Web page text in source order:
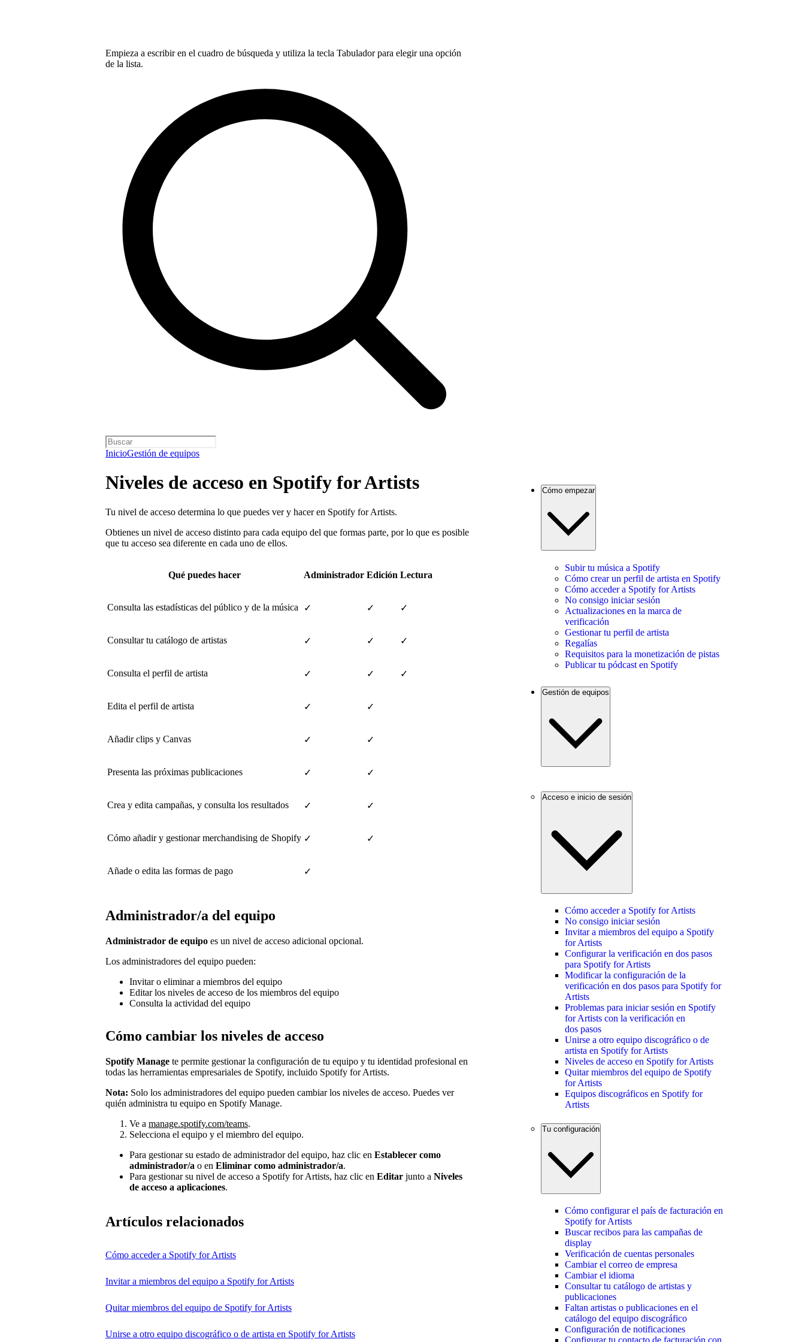
Empieza a escribir en el cuadro de búsqueda y utiliza la tecla Tabulador para elegir una opción
de la lista.
InicioGestión de equipos
Niveles de acceso en Spotify for Artists
Tu nivel de acceso determina lo que puedes ver y hacer en Spotify for Artists.
Obtienes un nivel de acceso distinto para cada equipo del que formas parte, por lo que es posible
que tu acceso sea diferente en cada uno de ellos.
Qué puedes hacer Administrador Edición Lectura
Consulta las estadísticas del público y de la música ✓ ✓ ✓
Consultar tu catálogo de artistas ✓ ✓ ✓
Consulta el perfil de artista ✓ ✓ ✓
Edita el perfil de artista ✓ ✓
Añadir clips y Canvas ✓ ✓
Presenta las próximas publicaciones ✓ ✓
Crea y edita campañas, y consulta los resultados ✓ ✓
Cómo añadir y gestionar merchandising de Shopify ✓ ✓
Añade o edita las formas de pago ✓
Administrador/a del equipo
Administrador de equipo es un nivel de acceso adicional opcional.
Los administradores del equipo pueden:
Invitar o eliminar a miembros del equipo
Editar los niveles de acceso de los miembros del equipo
Consulta la actividad del equipo
Cómo cambiar los niveles de acceso
Spotify Manage te permite gestionar la configuración de tu equipo y tu identidad profesional en
todas las herramientas empresariales de Spotify, incluido Spotify for Artists.
Nota: Solo los administradores del equipo pueden cambiar los niveles de acceso. Puedes ver
quién administra tu equipo en Spotify Manage.
Ve a manage.spotify.com/teams.
Selecciona el equipo y el miembro del equipo.
Para gestionar su estado de administrador del equipo, haz clic en Establecer como
administrador/a o en Eliminar como administrador/a.
Para gestionar su nivel de acceso a Spotify for Artists, haz clic en Editar junto a Niveles
de acceso a aplicaciones.
Artículos relacionados
Cómo acceder a Spotify for Artists
Invitar a miembros del equipo a Spotify for Artists
Quitar miembros del equipo de Spotify for Artists
Unirse a otro equipo discográfico o de artista en Spotify for Artists
Cómo empezar
Subir tu música a Spotify
Cómo crear un perfil de artista en Spotify
Cómo acceder a Spotify for Artists
No consigo iniciar sesión
Actualizaciones en la marca de
verificación
Gestionar tu perfil de artista
Regalías
Requisitos para la monetización de pistas
Publicar tu pódcast en Spotify
Gestión de equipos
Acceso e inicio de sesión
Cómo acceder a Spotify for Artists
No consigo iniciar sesión
Invitar a miembros del equipo a Spotify
for Artists
Configurar la verificación en dos pasos
para Spotify for Artists
Modificar la configuración de la
verificación en dos pasos para Spotify for
Artists
Problemas para iniciar sesión en Spotify
for Artists con la verificación en
dos pasos
Unirse a otro equipo discográfico o de
artista en Spotify for Artists
Niveles de acceso en Spotify for Artists
Quitar miembros del equipo de Spotify
for Artists
Equipos discográficos en Spotify for
Artists
Tu configuración
Cómo configurar el país de facturación en
Spotify for Artists
Buscar recibos para las campañas de
display
Verificación de cuentas personales
Cambiar el correo de empresa
Cambiar el idioma
Consultar tu catálogo de artistas y
publicaciones
Faltan artistas o publicaciones en el
catálogo del equipo discográfico
Configuración de notificaciones
Configurar tu contacto de facturación con